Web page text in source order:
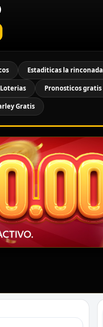
Estaditicas la rinconada
Pronosticos gratis
Gratis